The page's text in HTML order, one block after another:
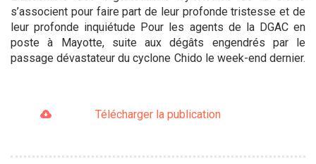
s’associent pour faire part de leur profonde tristesse et de
leur profonde inquiétude Pour les agents de la DGAC en
poste à Mayotte, suite aux dégâts engendrés par le
passage dévastateur du cyclone Chido le week-end dernier.
Télécharger la publication